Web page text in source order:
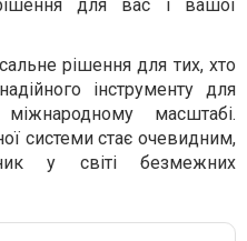
для вас і вашої
рішення для тих, хто
інструменту для
масштабі.
системи стає очевидним,
у світі безмежних